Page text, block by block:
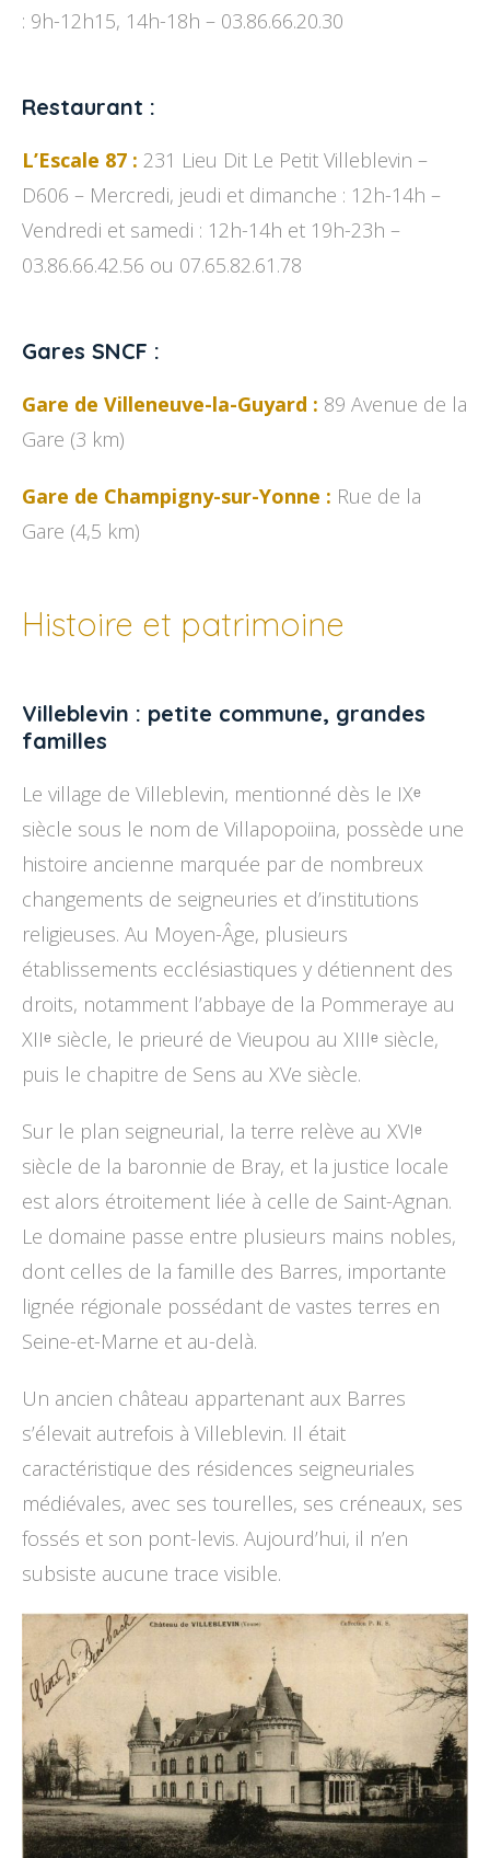
: 9h-12h15, 14h-18h – 03.86.66.20.30
Restaurant :
L’Escale 87 : 231 Lieu Dit Le Petit Villeblevin –
D606 – Mercredi, jeudi et dimanche : 12h-14h –
Vendredi et samedi : 12h-14h et 19h-23h –
03.86.66.42.56 ou 07.65.82.61.78
Gares SNCF :
Gare de Villeneuve-la-Guyard : 89 Avenue de la
Gare (3 km)
Gare de Champigny-sur-Yonne : Rue de la
Gare (4,5 km)
Histoire et patrimoine
Villeblevin : petite commune, grandes
familles
Le village de Villeblevin, mentionné dès le IXᵉ
siècle sous le nom de Villapopoiina, possède une
histoire ancienne marquée par de nombreux
changements de seigneuries et d’institutions
religieuses. Au Moyen-Âge, plusieurs
établissements ecclésiastiques y détiennent des
droits, notamment l’abbaye de la Pommeraye au
XIIᵉ siècle, le prieuré de Vieupou au XIIIᵉ siècle,
puis le chapitre de Sens au XVe siècle.
Sur le plan seigneurial, la terre relève au XVIᵉ
siècle de la baronnie de Bray, et la justice locale
est alors étroitement liée à celle de Saint-Agnan.
Le domaine passe entre plusieurs mains nobles,
dont celles de la famille des Barres, importante
lignée régionale possédant de vastes terres en
Seine-et-Marne et au-delà.
Un ancien château appartenant aux Barres
s’élevait autrefois à Villeblevin. Il était
caractéristique des résidences seigneuriales
médiévales, avec ses tourelles, ses créneaux, ses
fossés et son pont-levis. Aujourd’hui, il n’en
subsiste aucune trace visible.